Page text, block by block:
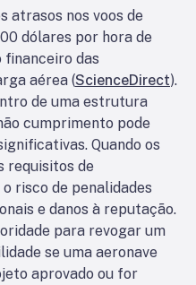
atrasos nos voos de
dólares por hora de
financeiro das
aérea (ScienceDirect).
de uma estrutura
cumprimento pode
Quando os
requisitos de
risco de penalidades
e danos à reputação.
para revogar um
se uma aeronave
aprovado ou for